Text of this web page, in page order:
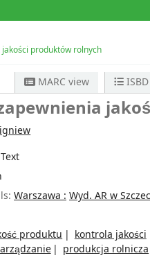
produktów rolnych
MARC view
Text
Warszawa : Wyd. AR w
produktu kontrola jakości
produkcja rolnicza